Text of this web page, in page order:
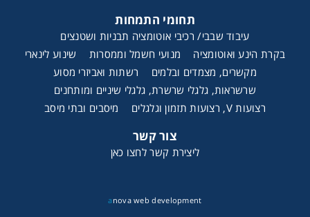
תחומי התמחות
עיבוד שבבי/ רכיבי אוטומציה תבניות ושטנצים
בקרת הינע ואוטומציה
מנועי חשמל וממסרות
שינוע לינארי
מקשרים, מצמדים ובלמים
רשתות ואביזרי מסוע
שרשראות, גלגלי שרשרת, גלגלי שיניים ומותחנים
רצועות V, רצועות תזמון וגלגלים
מיסבים ובתי מיסב
צור קשר
ליצירת קשר לחצו כאן
a nova web development